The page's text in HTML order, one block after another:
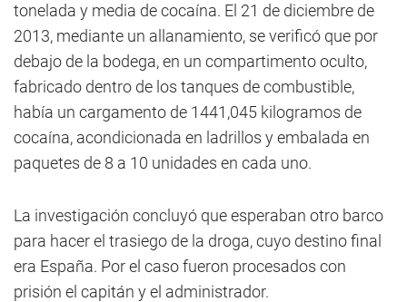
tonelada y media de cocaína. El 21 de diciembre de
2013, mediante un allanamiento, se verificó que por
debajo de la bodega, en un compartimento oculto,
fabricado dentro de los tanques de combustible,
había un cargamento de 1441,045 kilogramos de
cocaína, acondicionada en ladrillos y embalada en
paquetes de 8 a 10 unidades en cada uno.
La investigación concluyó que esperaban otro barco
para hacer el trasiego de la droga, cuyo destino final
era España. Por el caso fueron procesados con
prisión el capitán y el administrador.